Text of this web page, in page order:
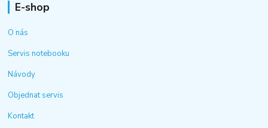
E-shop
O nás
Servis notebooku
Návody
Objednat servis
Kontakt